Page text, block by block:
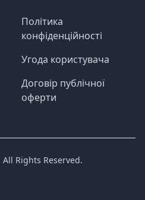
Політика
конфіденційності
Угода користувача
Договір публічної
оферти
All Rights Reserved.